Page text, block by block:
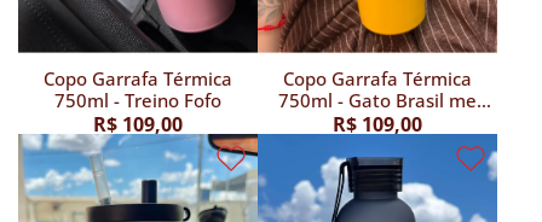
Copo Garrafa Térmica
750ml - Treino Fofo
R$ 109,00
Copo Garrafa Térmica
750ml - Gato Brasil me
Obriga
R$ 109,00